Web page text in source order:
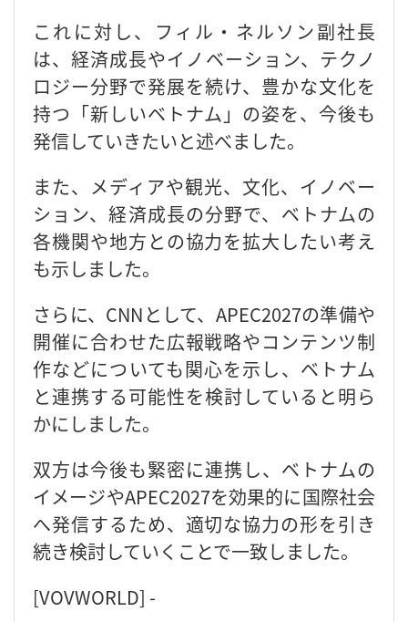
これに対し、フィル・ネルソン副社長
は、経済成長やイノベーション、テクノ
ロジー分野で発展を続け、豊かな文化を
持つ「新しいベトナム」の姿を、今後も
発信していきたいと述べました。
また、メディアや観光、文化、イノベー
ション、経済成長の分野で、ベトナムの
各機関や地方との協力を拡大したい考え
も示しました。
さらに、CNNとして、APEC2027の準備や
開催に合わせた広報戦略やコンテンツ制
作などについても関心を示し、ベトナム
と連携する可能性を検討していると明ら
かにしました。
双方は今後も緊密に連携し、ベトナムの
イメージやAPEC2027を効果的に国際社会
へ発信するため、適切な協力の形を引き
続き検討していくことで一致しました。
[VOVWORLD] -